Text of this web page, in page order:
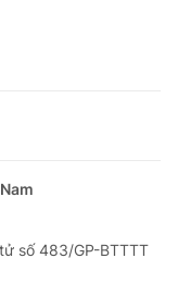
932
số 483/GP-BTTTT